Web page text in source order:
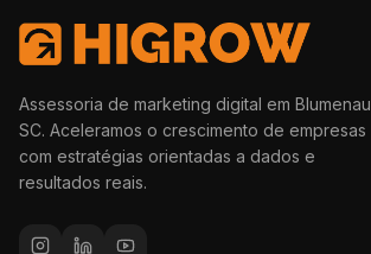
Assessoria de marketing digital em Blumenau,
SC. Aceleramos o crescimento de empresas
com estratégias orientadas a dados e
resultados reais.